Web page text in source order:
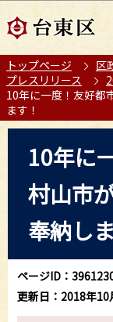
の
ー
ジ
の
先
トップページ 区
プレスリリース
10年に一度！友好都
ます！
10年に
村山市
奉納し
ページID：
更新日：2018年10